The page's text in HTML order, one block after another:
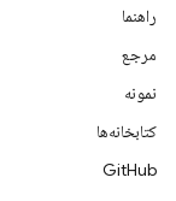
راهنما
مرجع
نمونه
کتابخانه‌ها
GitHub